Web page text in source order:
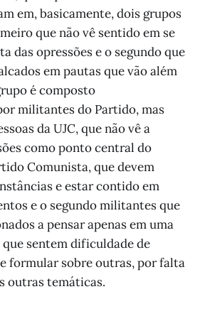
em, basicamente, dois grupos
que não vê sentido em se
das opressões e o segundo que
em pautas que vão além
é composto
militantes do Partido, mas
da UJC, que não vê a
como ponto central do
Comunista, que devem
e estar contido em
e o segundo militantes que
a pensar apenas em uma
sentem dificuldade de
formular sobre outras, por falta
outras temáticas.